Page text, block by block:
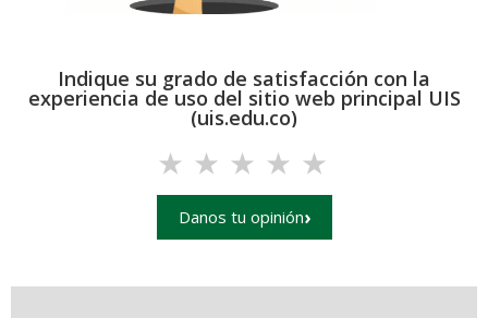
Indique su grado de satisfacción con la
experiencia de uso del sitio web principal UIS
(uis.edu.co)